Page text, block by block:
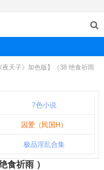
夜天子》加色版】（38 绝食祈雨
7色小说
囚爱（民国H）
极品淫乱合集
食祈雨 ）